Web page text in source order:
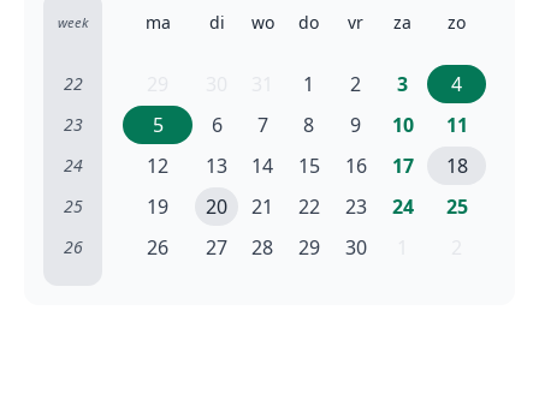
week ma di wo do vr za zo
22 1 2 3 4
23 5 6 7 8 9 10 11
24 12 13 14 15 16 17 18
25 19 20 21 22 23 24 25
26 26 27 28 29 30